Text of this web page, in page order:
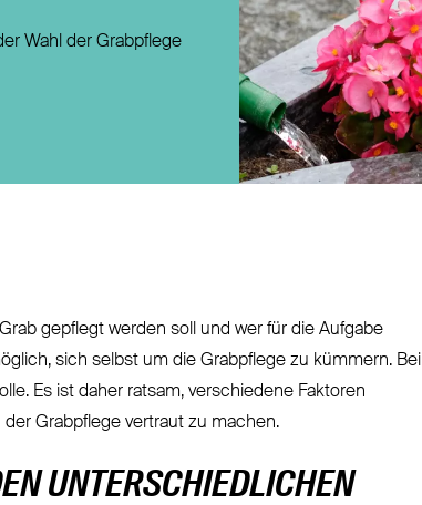
Direktversicherung
Pensionszusage
Pensionsfonds
Unterstützungskasse
Wahl der Grabpflege
gepflegt werden soll und wer für die Aufgabe
sich selbst um die Grabpflege zu kümmern. Bei
Es ist daher ratsam, verschiedene Faktoren
Grabpflege vertraut zu machen.
UNTERSCHIEDLICHEN